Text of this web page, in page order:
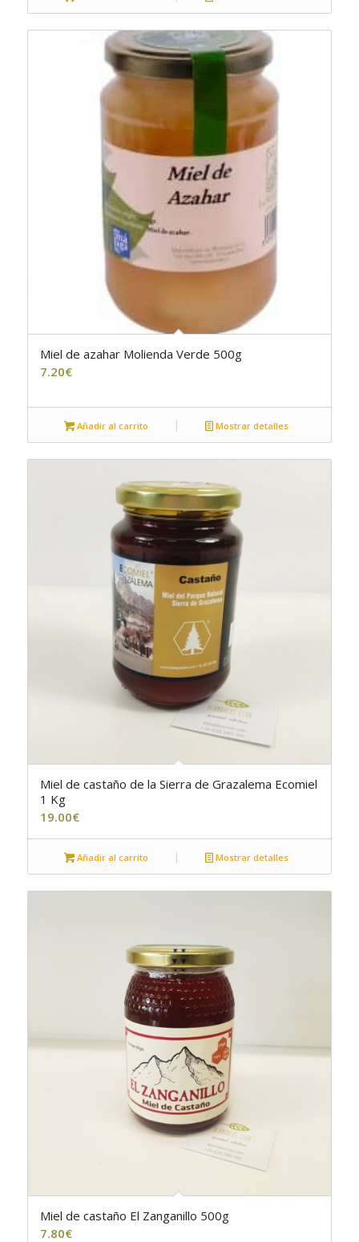
5.00
Miel de azahar Molienda Verde 500g
7.20€
Añadir al carrito Mostrar detalles
5.00
Miel de castaño de la Sierra de Grazalema Ecomiel
1 Kg
19.00€
Añadir al carrito Mostrar detalles
Miel de castaño El Zanganillo 500g
7.80€